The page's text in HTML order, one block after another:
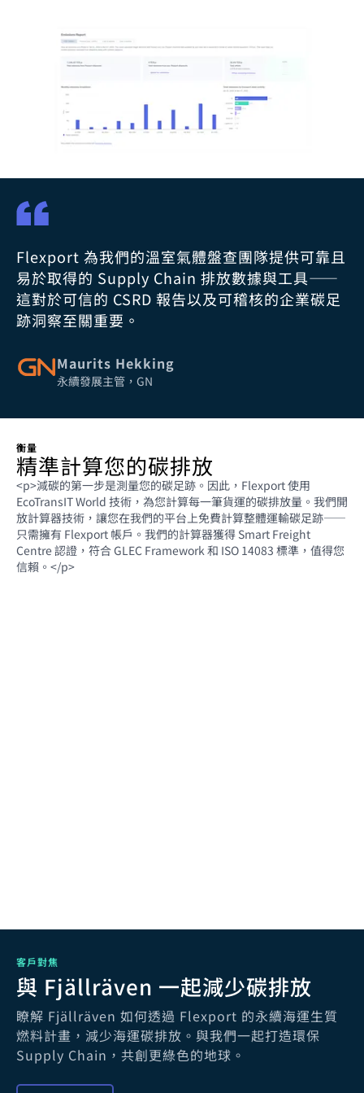
Flexport 為我們的溫室氣體盤查團隊提供可靠且
易於取得的 Supply Chain 排放數據與工具——
這對於可信的 CSRD 報告以及可稽核的企業碳足
跡洞察至關重要。
Maurits Hekking
永續發展主管，GN
衡量
精準計算您的碳排放
<p>減碳的第一步是測量您的碳足跡。因此，Flexport 使用
EcoTransIT World 技術，為您計算每一筆貨運的碳排放量。我們開
放計算器技術，讓您在我們的平台上免費計算整體運輸碳足跡——
只需擁有 Flexport 帳戶。我們的計算器獲得 Smart Freight
Centre 認證，符合 GLEC Framework 和 ISO 14083 標準，值得您
信賴。</p>
客戶對焦
與 Fjällräven 一起減少碳排放
瞭解 Fjällräven 如何透過 Flexport 的永續海運生質
燃料計畫，減少海運碳排放。與我們一起打造環保
Supply Chain，共創更綠色的地球。